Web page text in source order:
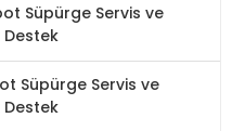
Süpürge Servis ve
Destek
Süpürge Servis ve
Destek